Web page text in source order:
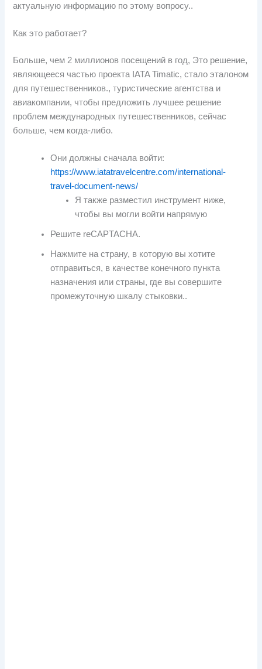
актуальную информацию по этому вопросу..
Как это работает?
Больше, чем 2 миллионов посещений в год, Это решение,
являющееся частью проекта IATA Timatic, стало эталоном
для путешественников., туристические агентства и
авиакомпании, чтобы предложить лучшее решение
проблем международных путешественников, сейчас
больше, чем когда-либо.
Они должны сначала войти:
https://www.iatatravelcentre.com/international-
travel-document-news/
Я также разместил инструмент ниже,
чтобы вы могли войти напрямую
Решите reCAPTACHA.
Нажмите на страну, в которую вы хотите
отправиться, в качестве конечного пункта
назначения или страны, где вы совершите
промежуточную шкалу стыковки..